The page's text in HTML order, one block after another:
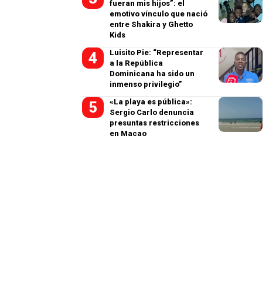
fueran mis hijos”: el
emotivo vínculo que nació
entre Shakira y Ghetto
Kids
Luisito Pie: “Representar
a la República
Dominicana ha sido un
inmenso privilegio”
«La playa es pública»:
Sergio Carlo denuncia
presuntas restricciones
en Macao